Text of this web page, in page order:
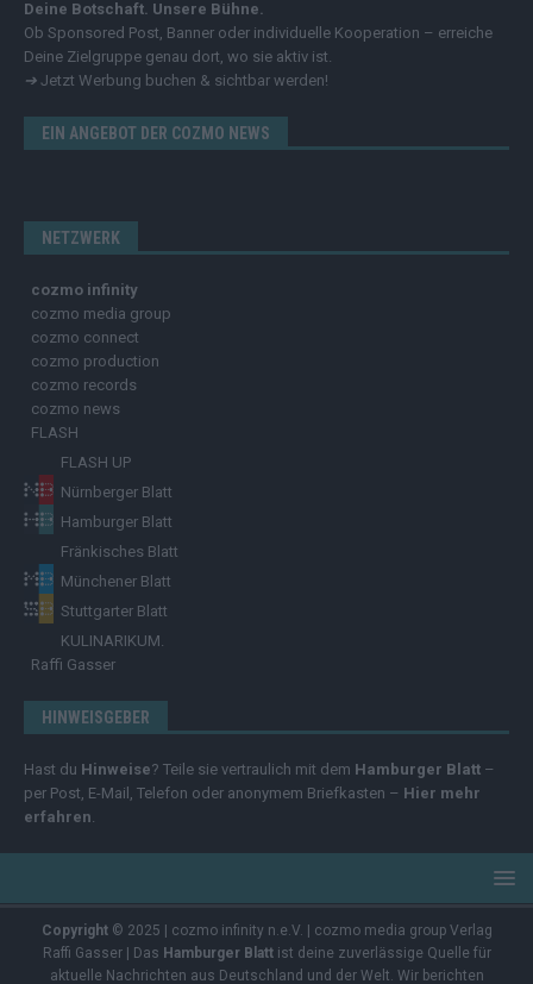
Deine Botschaft. Unsere Bühne.
Ob Sponsored Post, Banner oder individuelle Kooperation – erreiche
Deine Zielgruppe genau dort, wo sie aktiv ist.
➔ Jetzt Werbung buchen & sichtbar werden!
EIN ANGEBOT DER COZMO NEWS
NETZWERK
cozmo infinity
cozmo media group
cozmo connect
cozmo production
cozmo records
cozmo news
FLASH
FLASH UP
Nürnberger Blatt
Hamburger Blatt
Fränkisches Blatt
Münchener Blatt
Stuttgarter Blatt
KULINARIKUM.
Raffi Gasser
HINWEISGEBER
Hast du Hinweise? Teile sie vertraulich mit dem Hamburger Blatt –
per Post, E-Mail, Telefon oder anonymem Briefkasten – Hier mehr
erfahren.
Copyright© 2025 | cozmo infinity n.e.V. | cozmo media group Verlag
Raffi Gasser | Das Hamburger Blattist deine zuverlässige Quelle für
aktuelle Nachrichten aus Deutschland und der Welt. Wir berichten